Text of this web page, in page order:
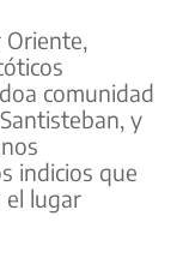
Oriente,
comunidad
y
indicios que
el lugar